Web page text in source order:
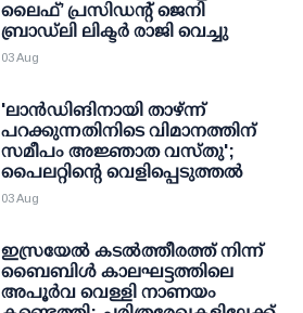
ലൈഫ്’ പ്രസിഡന്റ് ജെനി
ബ്രാഡ്ലി ലിക്ടര്‍ രാജി വെച്ചു
03 Aug
'ലാന്‍ഡിങിനായി താഴ്ന്ന്
പറക്കുന്നതിനിടെ വിമാനത്തിന്
സമീപം അജ്ഞാത വസ്തു';
പൈലറ്റിന്റെ വെളിപ്പെടുത്തല്‍
03 Aug
ഇസ്രയേൽ കടൽത്തീരത്ത് നിന്ന്
ബൈബിൾ കാലഘട്ടത്തിലെ
അപൂർവ വെള്ളി നാണയം